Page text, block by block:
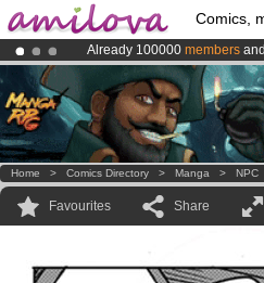
Comics,
Already 100000 members
Premium membership from
AmilovaKickstarter is now
Home > Comics Directory > Manga > NPC
Favourites Share